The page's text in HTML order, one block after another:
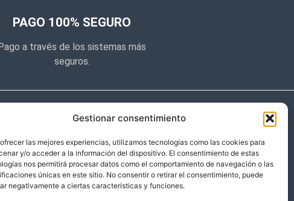
Gestionar consentimiento
las mejores experiencias, utilizamos tecnologías como las cookies para
y/o acceder a la información del dispositivo. El consentimiento de estas
nos permitirá procesar datos como el comportamiento de navegación o las
únicas en este sitio. No consentir o retirar el consentimiento, puede
negativamente a ciertas características y funciones.
PAGO 100% SEGURO
a través de los sistemas más
seguros.
de noticias
y prometemos no dar mucho el
sólo cosas importantes.